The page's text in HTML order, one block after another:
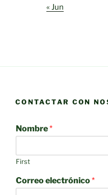
« Jun
CONTACTAR CON
Nombre*
First
Correo electrónico*